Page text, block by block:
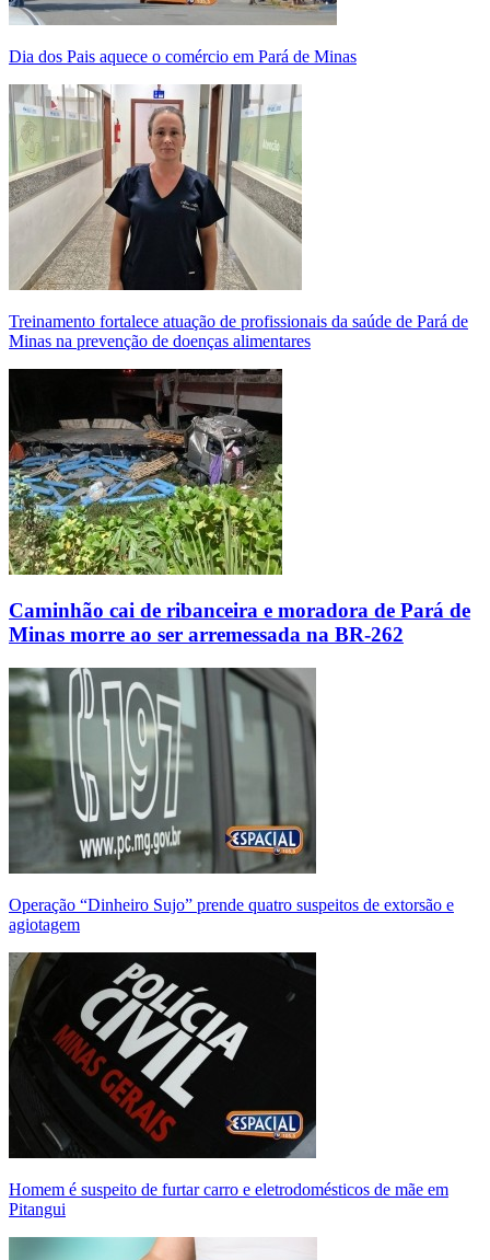
Dia dos Pais aquece o comércio em Pará de Minas
Treinamento fortalece atuação de profissionais da saúde de Pará de
Minas na prevenção de doenças alimentares
Caminhão cai de ribanceira e moradora de Pará de
Minas morre ao ser arremessada na BR-262
Operação “Dinheiro Sujo” prende quatro suspeitos de extorsão e
agiotagem
Homem é suspeito de furtar carro e eletrodomésticos de mãe em
Pitangui